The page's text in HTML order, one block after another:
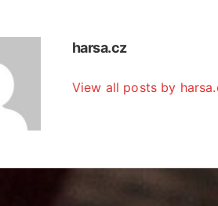
harsa.cz
View all posts by